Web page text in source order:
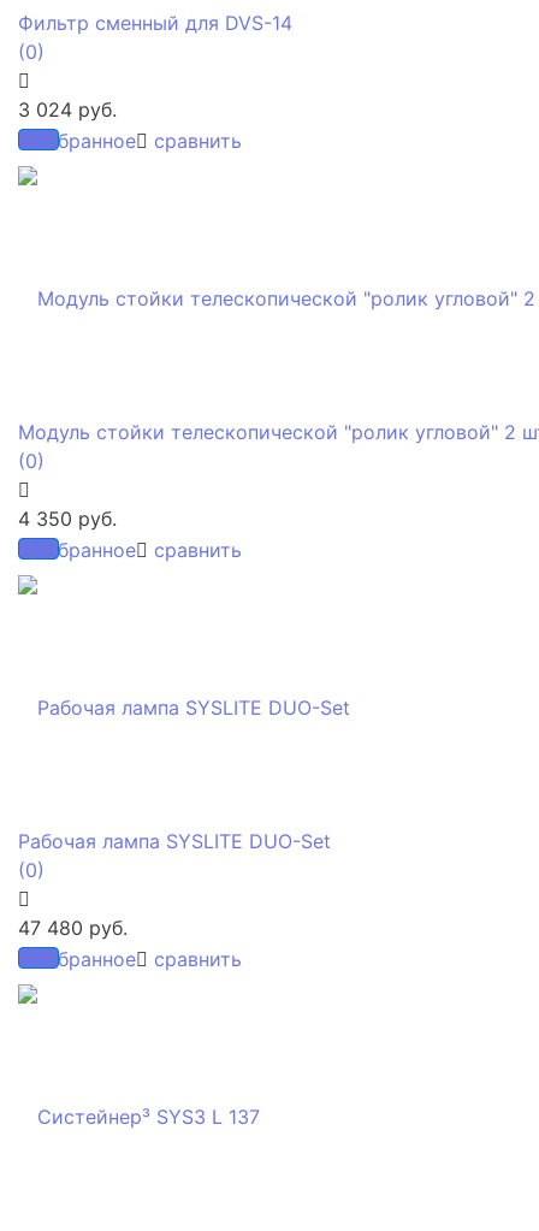
избранное сравнить
Фильтр сменный для DVS-14
(0)
3 024 руб.
избранное сравнить
Модуль стойки телескопической "ролик угловой" 2
(0)
4 350 руб.
избранное сравнить
Рабочая лампа SYSLITE DUO-Set
(0)
47 480 руб.